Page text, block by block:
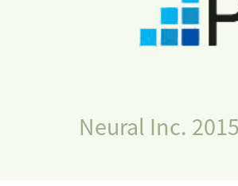
Neural Inc.